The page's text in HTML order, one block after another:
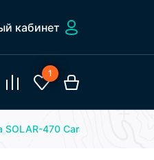
кабинет
1
SOLAR-470 Caravan Jet tunnel